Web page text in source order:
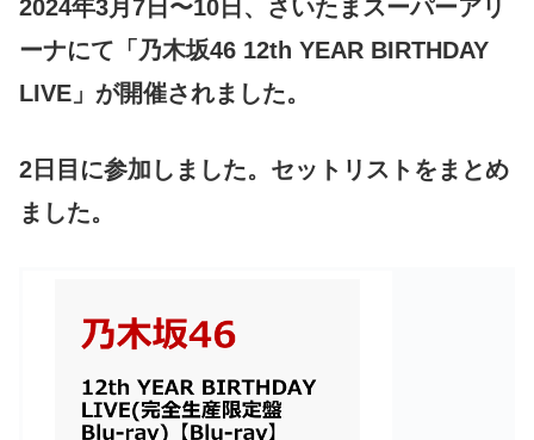
2024年3月7日〜10日、さいたまスーパーアリ
ーナにて「乃木坂46 12th YEAR BIRTHDAY
LIVE」が開催されました。
2日目に参加しました。セットリストをまとめ
ました。